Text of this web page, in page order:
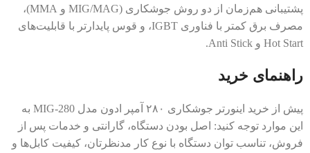
پشتیبانی هم‌زمان از دو روش جوشکاری (MIG/MAG و MMA)،
مصرف برق کمتر با فناوری IGBT، و قوس پایدارتر با قابلیت‌های
Hot Start و Anti Stick.
راهنمای خرید
پیش از خرید اینورتر جوشکاری ۲۸۰ آمپر ادون مدل MIG-280 به
این موارد توجه کنید: اصل بودن دستگاه، گارانتی و خدمات پس از
فروش، تناسب توان دستگاه با نوع کار مدنظرتان، کیفیت کابل‌ها و